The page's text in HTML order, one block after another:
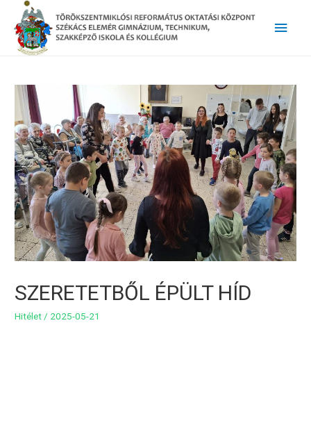
Main
SZERETETBŐL ÉPÜLT HÍD
Hitélet / 2025-05-21